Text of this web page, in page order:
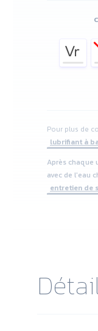
Pour plus de
lubrifiant à
Après
avec de l'eau
entretien de